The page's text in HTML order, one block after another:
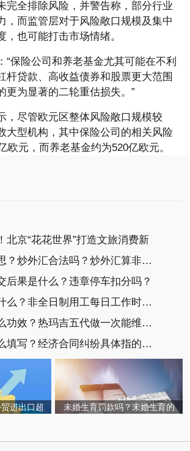
完全排除风险，并警告称，部分行业
，而监管层对于风险敞口规模及集中
，也可能打击市场情绪。
“保险公司和养老基金尤其可能在不利
杆贷款、高收益债券和股票更大范围
更为显著的二轮重估损失。”
，尽管欧元区整体风险敞口规模较
大型机构，其中保险公司的相关风险
欧元，而养老基金约为520亿欧元。
北京“花花世界”打造文旅消费新
炒外汇是什么意思？炒外汇合法吗？炒外汇算非法集
后果是什么？违章停车扣分吗？
非全日制用工是什么？非全日制用工每日工作时间不
热玛吉五代有什么功效？热玛吉五代做一次能维持多
公司经济性质怎么填写？经济合同纠纷具体指的是什
进出口超 未婚生育罚款吗？未婚生育的